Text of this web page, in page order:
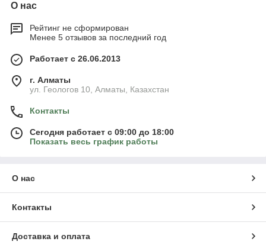
О нас
Рейтинг не сформирован
Менее 5 отзывов за последний год
Работает с 26.06.2013
г. Алматы
ул. Геологов 10, Алматы, Казахстан
Контакты
Сегодня работает с 09:00 до 18:00
Показать весь график работы
О нас
Контакты
Доставка и оплата